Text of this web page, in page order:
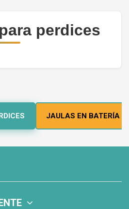
perdices
JAULAS EN BATERÍA